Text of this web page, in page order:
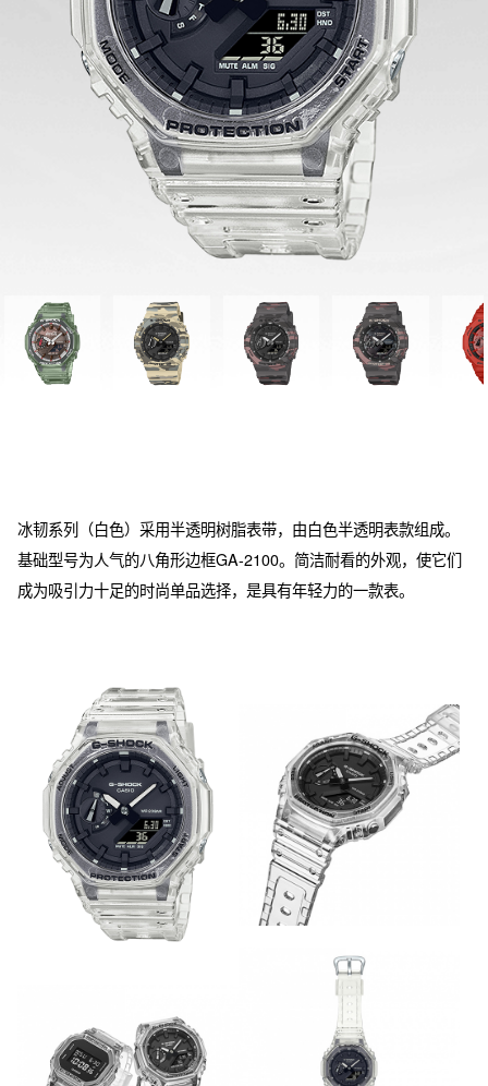
冰韧系列（白色）采用半透明树脂表带，由白色半透明表款组成。
基础型号为人气的八角形边框GA-2100。简洁耐看的外观，使它们
成为吸引力十足的时尚单品选择，是具有年轻力的一款表。